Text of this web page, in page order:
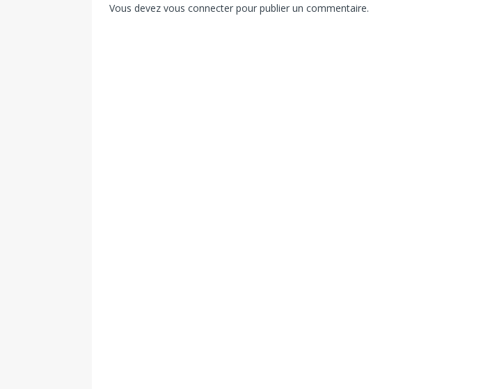
Vous devez vous connecter pour publier un commentaire.